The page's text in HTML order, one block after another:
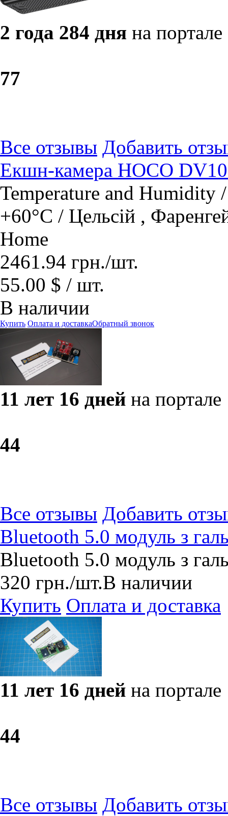
2 года 284 дня на портале
77
Все отзывы Добавить
Екшн-камера HOCO
Temperature and Humidity
+60°С / Цельсій ,
Home
2461.94 грн./шт.
55.00 $ / шт.
В наличии
Купить Оплата и доставкаОбратный звонок
11 лет 16 дней на портале
44
Все отзывы Добавить
Bluetooth 5.0 модуль з
Bluetooth 5.0 модуль з
320 грн./шт.В наличии
Купить Оплата и доставка
11 лет 16 дней на портале
44
Все отзывы Добавить